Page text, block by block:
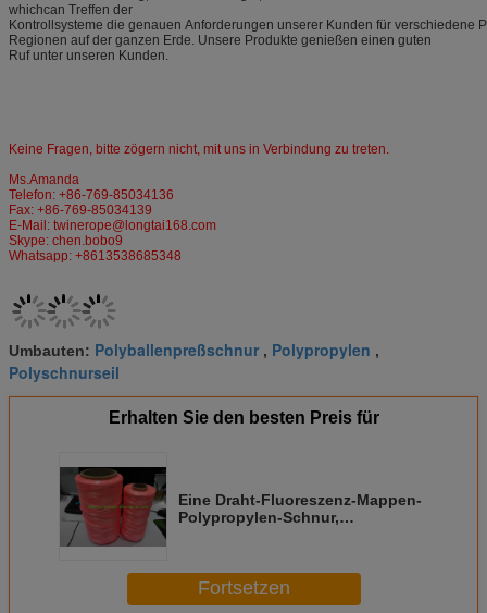
whichcan Treffen der
Kontrollsysteme die genauen Anforderungen unserer Kunden für
Regionen auf der ganzen Erde. Unsere Produkte genießen einen guten
Ruf unter unseren Kunden.
Keine Fragen, bitte zögern nicht, mit uns in Verbindung zu treten.
Ms.Amanda
Telefon: +86-769-85034136
Fax: +86-769-85034139
E-Mail: twinerope@longtai168.com
Skype: chen.bobo9
Whatsapp: +8613538685348
Umbauten: Polyballenpreßschnur , Polypropylen ,
Polyschnurseil
Erhalten Sie den besten Preis für
Eine Draht-Fluoreszenz-Mappen-
Polypropylen-Schnur,
Fortsetzen